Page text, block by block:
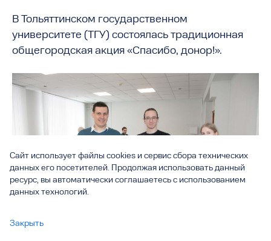
В Тольяттинском государственном
университете (ТГУ) состоялась традиционная
общегородская акция «Спасибо, донор!».
Сайт использует файлы cookies и сервис сбора технических
данных его посетителей. Продолжая использовать данный
ресурс, вы автоматически соглашаетесь с использованием
данных технологий.
Закрыть